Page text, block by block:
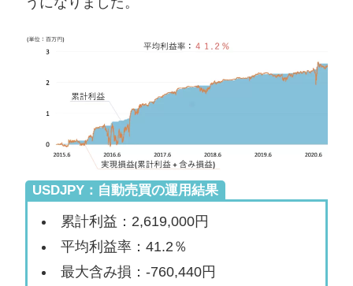
USDJPY：自動売買の運用結果
累計利益：2,619,000円
平均利益率：41.2％
最大含み損：-760,440円